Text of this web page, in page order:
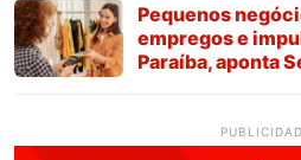
Pequenos
empregos e
Paraíba, aponta